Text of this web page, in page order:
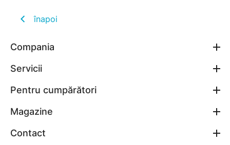
înapoi
Compania
Servicii
Pentru cumpărători
Magazine
Contact